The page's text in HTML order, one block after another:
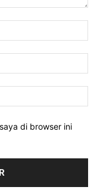
di browser ini